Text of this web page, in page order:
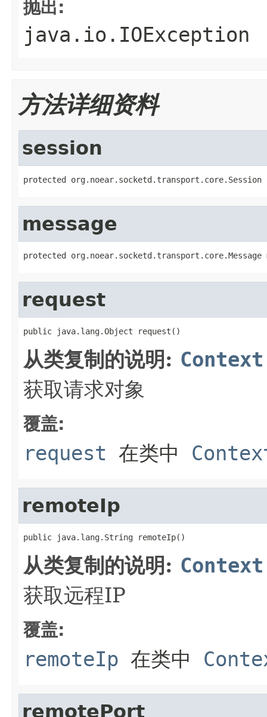
抛出:
java.io.IOException
方法详细资料
session
protected org.noear.socketd.transport.core.Session
message
protected org.noear.socketd.transport.core.Message
request
public java.lang.Object request()
从类复制的说明: Context
获取请求对象
覆盖:
request 在类中
remoteIp
public java.lang.String remoteIp()
从类复制的说明: Context
获取远程IP
覆盖:
remoteIp 在类中
remotePort